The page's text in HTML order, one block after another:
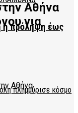
η πρόληψη έως
Αθήνα
για